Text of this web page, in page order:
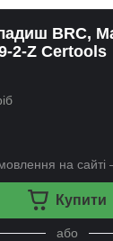
BRC,
2-Z Certools
на
Купити
або